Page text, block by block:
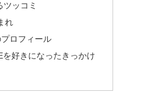
ツッコミ
れ
ロフィール
を好きになったきっかけ